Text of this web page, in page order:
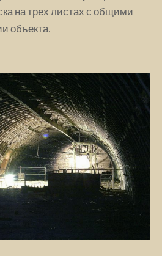
на трех листах с общими
объекта.